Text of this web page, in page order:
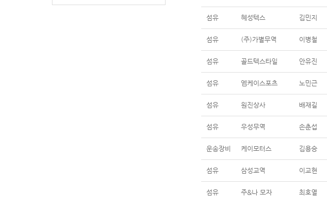
섬유 혜성텍스 김민지
섬유 (주)가별무역 이병철
섬유 골드텍스타일 안유진
섬유 엠케이스포츠 노민근
섬유 원진상사 배재길
섬유 우성무역 손춘섭
운송장비 케이모터스 김용승
섬유 삼성교역 이교현
섬유 주&나 모자 최호열